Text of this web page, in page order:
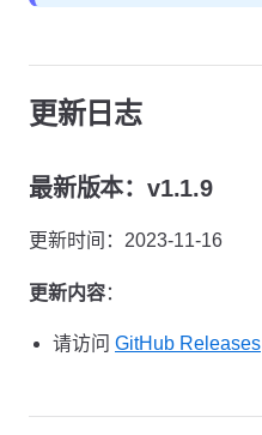
更新日志
最新版本：v1.1.9
更新时间：2023-11-16
更新内容：
请访问 GitHub Releases